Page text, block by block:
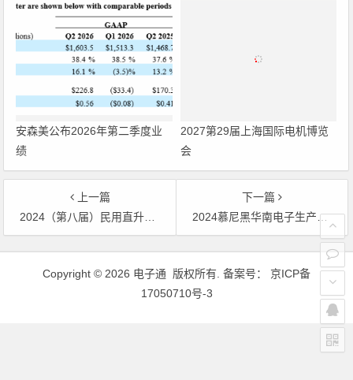
安森美公布2026年第二季度业
绩
2027第29届上海国际电机博览
会
上一篇
2024（第八届）民用直升机产业国际论坛
下一篇
2024慕尼黑华南电子生产设备展同期论坛一览
文章导航
Copyright © 2026 电子通 版权所有. 备案号： 京ICP备
17050710号-3